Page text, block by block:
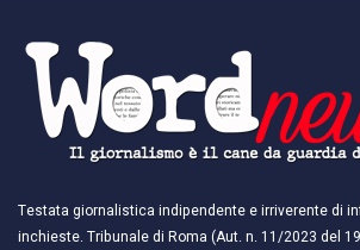
Testata giornalistica indipendente e irriverente di
inchieste. Tribunale di Roma (Aut. n. 11/2023 del